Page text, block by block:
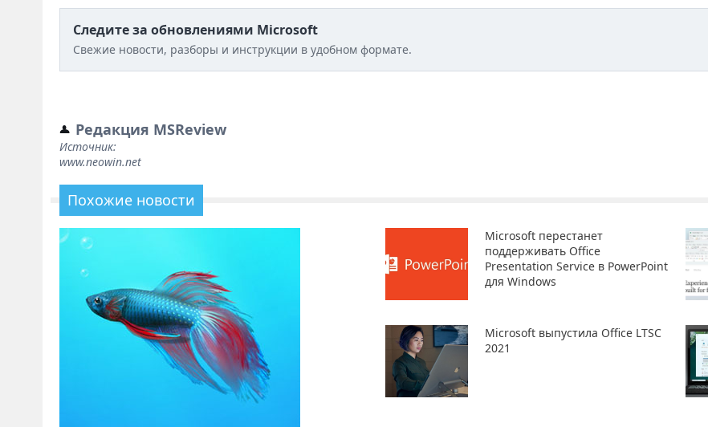
Следите за обновлениями Microsoft
Свежие новости, разборы и инструкции в удобном формате.
Редакция MSReview
Источник:
www.neowin.net
Похожие новости
Microsoft перестанет
поддерживать Office
Presentation Service в PowerPoint
для Windows
Microsoft выпустила Office LTSC
2021